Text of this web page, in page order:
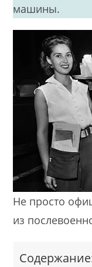
машины.
Не просто
из